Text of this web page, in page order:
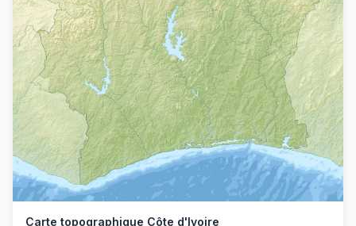
Carte topographique Côte d'Ivoire